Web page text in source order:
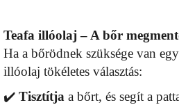
Teafa illóolaj – A bőr
Ha a bőrödnek szüksége van
illóolaj tökéletes választás:
✔️ Tisztítja a bőrt, és segít a